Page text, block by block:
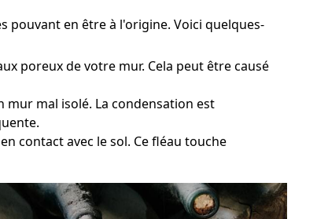
pouvant en être à l'origine. Voici quelques-
poreux de votre mur. Cela peut être causé
mal isolé. La condensation est
contact avec le sol. Ce fléau touche